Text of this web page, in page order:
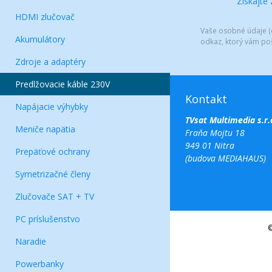
HDMI zlučovač
Akumulátory
Zdroje a adaptéry
Predlžovacie káble 230V
Napájacie výhybky
Meniče napätia
Prepäťové ochrany
Symetrizačné členy
Zlučovače SAT + TV
PC príslušenstvo
Naradie
Powerbanky
Vaše osobné údaje
odkaz, ktorý vám
Kontakt
TVsat Multimedia
Fraňa Mojtu 18
949 01 Nitra
(budova MEDIAHAUS)